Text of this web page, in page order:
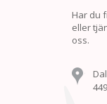
Har du
eller
oss.